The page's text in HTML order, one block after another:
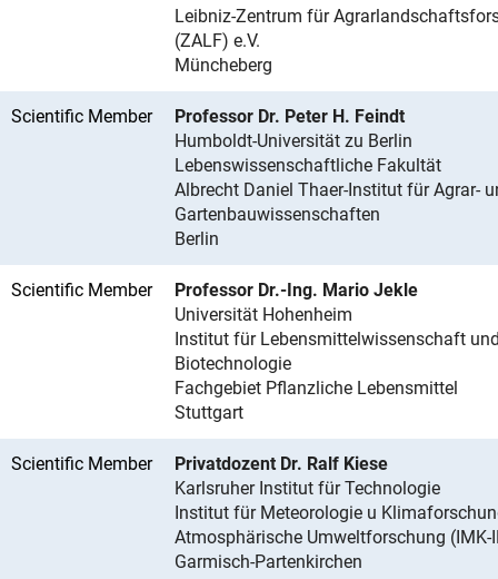
Leibniz-Zentrum für
(ZALF) e.V.
Müncheberg
Scientific Member
Professor Dr. Peter H. Feindt
Humboldt-Universität zu Berlin
Lebenswissenschaftliche Fakultät
Albrecht Daniel Thaer-Institut für Agrar-
Gartenbauwissenschaften
Berlin
Scientific Member
Professor Dr.-Ing. Mario Jekle
Universität Hohenheim
Institut für Lebensmittelwissenschaft
Biotechnologie
Fachgebiet Pflanzliche Lebensmittel
Stuttgart
Scientific Member
Privatdozent Dr. Ralf Kiese
Karlsruher Institut für Technologie
Institut für Meteorologie u
Atmosphärische Umweltforschung (IMK-
Garmisch-Partenkirchen